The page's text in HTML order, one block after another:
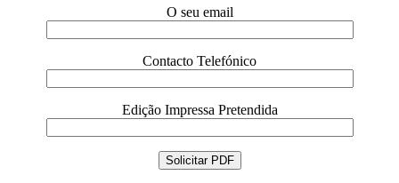
O seu email
Contacto Telefónico
Edição Impressa Pretendida